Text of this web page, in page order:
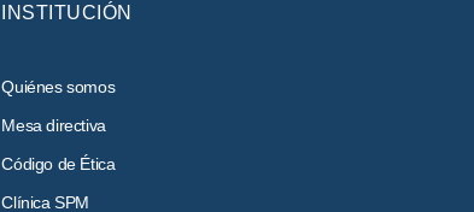
INSTITUCIÓN
Quiénes somos
Mesa directiva
Código de Ética
Clínica SPM